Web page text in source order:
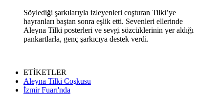
Söylediği şarkılarıyla izleyenleri coşturan Tilki’ye
hayranları baştan sonra eşlik etti. Sevenleri ellerinde
Aleyna Tilki posterleri ve sevgi sözcüklerinin yer aldığı
pankartlarla, genç şarkıcıya destek verdi.
ETİKETLER
Aleyna Tilki Coşkusu
İzmir Fuarı'nda